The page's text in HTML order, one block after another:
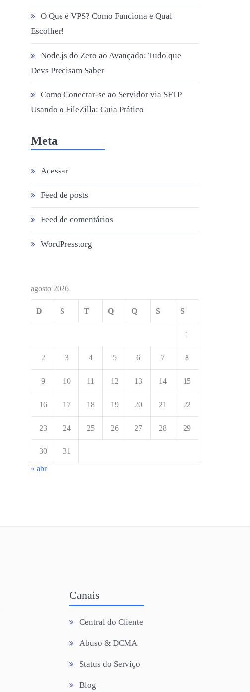
O Que é VPS? Como Funciona e Qual
Escolher!
Node.js do Zero ao Avançado: Tudo que
Devs Precisam Saber
Como Conectar-se ao Servidor via SFTP
Usando o FileZilla: Guia Prático
Meta
Acessar
Feed de posts
Feed de comentários
WordPress.org
agosto 2026
D S T Q Q S S
1
2 3 4 5 6 7 8
9 10 11 12 13 14 15
16 17 18 19 20 21 22
23 24 25 26 27 28 29
30 31
« abr
Canais
Central do Cliente
Abuso & DCMA
Status do Serviço
Blog